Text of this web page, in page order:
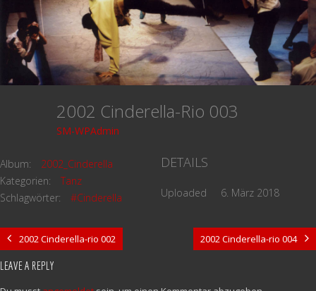
2002 Cinderella-Rio 003
SM-WPAdmin
Album:
2002_Cinderella
Kategorien:
Tanz
Schlagwörter:
#Cinderella
DETAILS
Uploaded 6. März 2018
2002 Cinderella-rio 002 2002 Cinderella-rio 004
LEAVE A REPLY